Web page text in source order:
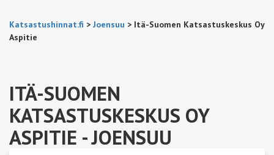
Katsastushinnat.fi > Joensuu > Itä-Suomen Katsastuskeskus Oy
Aspitie
ITÄ-SUOMEN
KATSASTUSKESKUS OY
ASPITIE - JOENSUU